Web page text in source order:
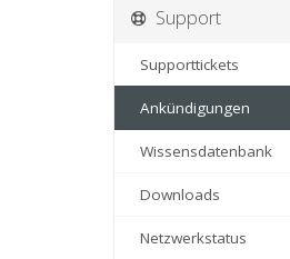
Support
Supporttickets
Ankündigungen
Wissensdatenbank
Downloads
Netzwerkstatus